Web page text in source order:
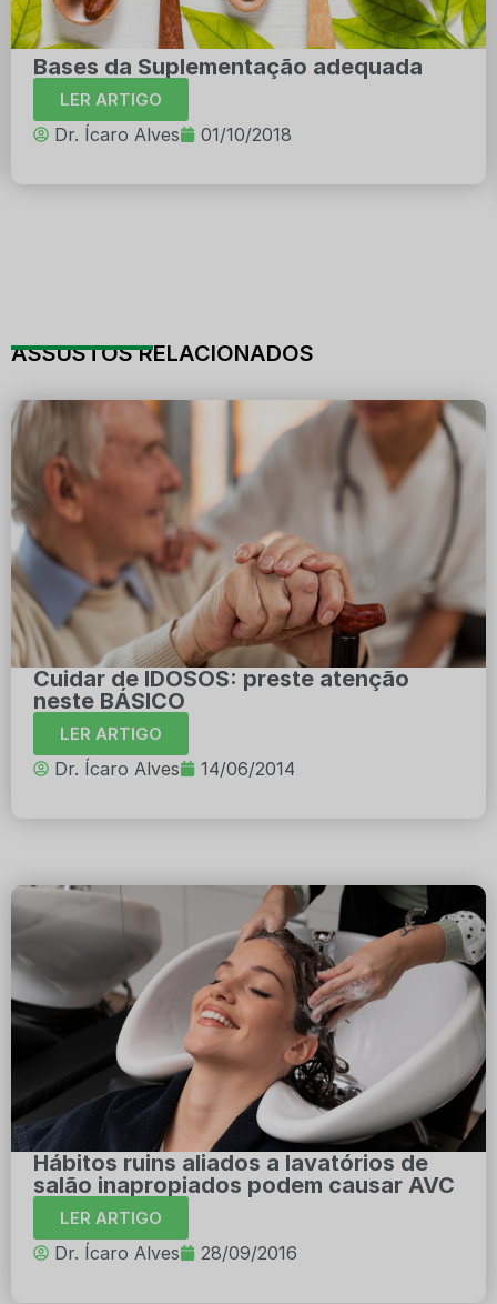
Bases da Suplementação adequada
LER ARTIGO
Dr. Ícaro Alves 01/10/2018
ASSUSTOS RELACIONADOS
Cuidar de IDOSOS: preste atenção
neste BÁSICO
LER ARTIGO
Dr. Ícaro Alves 14/06/2014
Hábitos ruins aliados a lavatórios de
salão inapropiados podem causar AVC
LER ARTIGO
Dr. Ícaro Alves 28/09/2016